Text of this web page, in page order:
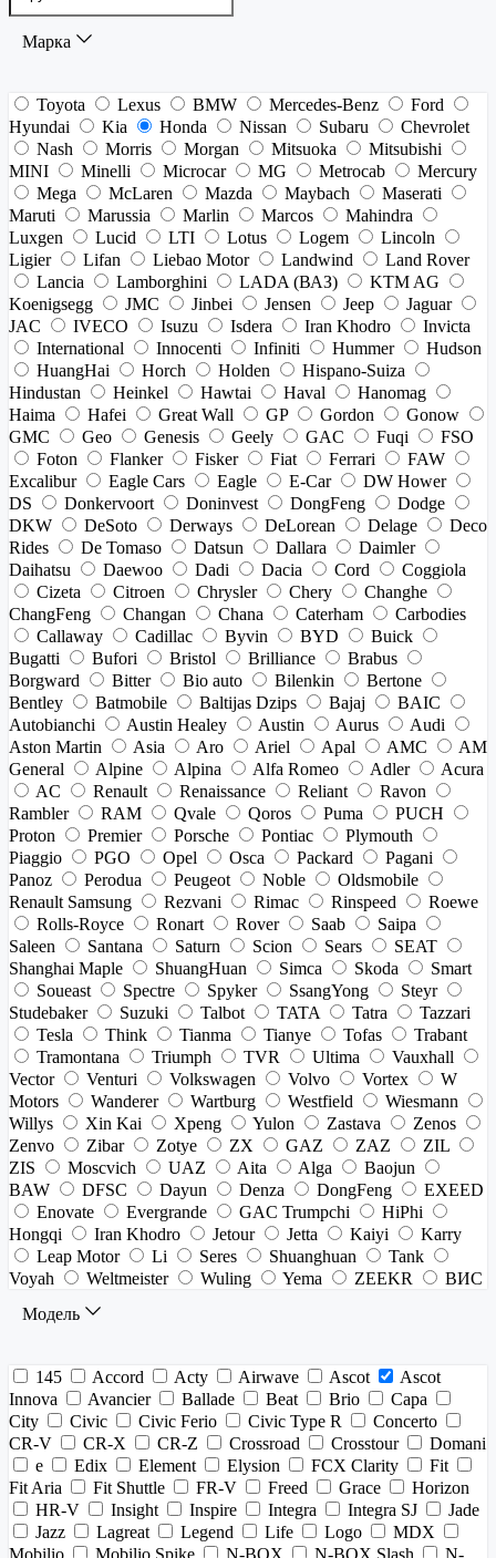
Марка
Toyota Lexus BMW Mercedes-Benz
Ford
Hyundai
Kia Honda Nissan Subaru
Chevrolet
Nash
Morris Morgan Mitsuoka
Mitsubishi
MINI
Minelli Microcar MG Metrocab
Mercury
Mega
McLaren Mazda Maybach
Maserati
Maruti
Marussia Marlin Marcos
Mahindra
Luxgen
Lucid LTI Lotus Logem
Lincoln
Ligier
Lifan Liebao Motor Landwind
Land Rover
Lancia
Lamborghini LADA (ВАЗ)
KTM AG
Koenigsegg
JMC Jinbei Jensen Jeep
Jaguar
JAC
IVECO Isuzu Isdera Iran Khodro
Invicta
International
Innocenti Infiniti Hummer
Hudson
HuangHai
Horch Holden
Hispano-Suiza
Hindustan
Heinkel Hawtai Haval
Hanomag
Haima
Hafei Great Wall GP Gordon
Gonow
GMC
Geo Genesis Geely GAC Fuqi
FSO
Foton
Flanker Fisker Fiat Ferrari
FAW
Excalibur
Eagle Cars Eagle E-Car
DW Hower
DS
Donkervoort Doninvest DongFeng
Dodge
DKW
DeSoto Derways DeLorean Delage
Deco
Rides
De Tomaso Datsun Dallara
Daimler
Daihatsu
Daewoo Dadi Dacia Cord
Coggiola
Cizeta
Citroen Chrysler Chery
Changhe
ChangFeng
Changan Chana Caterham
Carbodies
Callaway
Cadillac Byvin BYD
Buick
Bugatti
Bufori Bristol Brilliance
Brabus
Borgward
Bitter Bio auto Bilenkin
Bertone
Bentley
Batmobile Baltijas Dzips Bajaj
BAIC
Autobianchi
Austin Healey Austin Aurus
Audi
Aston Martin
Asia Aro Ariel Apal AMC
AM
General
Alpine Alpina Alfa Romeo Adler
Acura
AC
Renault Renaissance Reliant
Ravon
Rambler
RAM Qvale Qoros Puma
PUCH
Proton
Premier Porsche Pontiac
Plymouth
Piaggio
PGO Opel Osca Packard
Pagani
Panoz
Perodua Peugeot Noble
Oldsmobile
Renault Samsung
Rezvani Rimac Rinspeed
Roewe
Rolls-Royce
Ronart Rover Saab
Saipa
Saleen
Santana Saturn Scion Sears
SEAT
Shanghai Maple
ShuangHuan Simca Skoda
Smart
Soueast
Spectre Spyker SsangYong
Steyr
Studebaker
Suzuki Talbot TATA Tatra
Tazzari
Tesla
Think Tianma Tianye Tofas
Trabant
Tramontana
Triumph TVR Ultima
Vauxhall
Vector
Venturi Volkswagen Volvo Vortex
W
Motors
Wanderer Wartburg Westfield
Wiesmann
Willys
Xin Kai Xpeng Yulon Zastava
Zenos
Zenvo
Zibar Zotye ZX GAZ ZAZ
ZIL
ZIS
Moscvich UAZ Aita Alga
Baojun
BAW
DFSC Dayun Denza DongFeng
EXEED
Enovate
Evergrande GAC Trumpchi
HiPhi
Hongqi
Iran Khodro Jetour Jetta Kaiyi
Karry
Leap Motor
Li Seres Shuanghuan
Tank
Voyah
Weltmeister Wuling Yema ZEEKR
ВИС
Модель
145 Accord Acty Airwave Ascot
Ascot
Innova
Avancier Ballade Beat Brio
Capa
City
Civic Civic Ferio Civic Type R
Concerto
CR-V
CR-X CR-Z Crossroad Crosstour
Domani
e
Edix Element Elysion FCX Clarity
Fit
Fit Aria
Fit Shuttle FR-V Freed Grace
Horizon
HR-V
Insight Inspire Integra Integra SJ
Jade
Jazz
Lagreat Legend Life Logo
MDX
Mobilio
Mobilio Spike N-BOX N-BOX Slash
N-